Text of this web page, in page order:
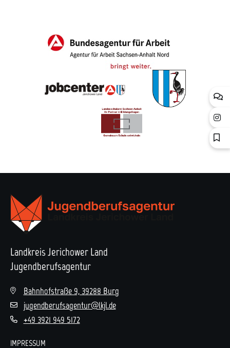
Landkreis Jerichower Land
Jugendberufsagentur
Bahnhofstraße 9, 39288 Burg
jugendberufsagentur@lkjl.de
+49 3921 949 5172
IMPRESSUM